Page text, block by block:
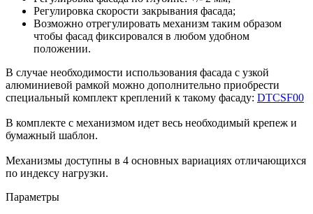
Регулировка скорости закрывания фасада;
Возможно отрегулировать механизм таким образом
чтобы фасад фиксировался в любом удобном
положении.
В случае необходимости использования фасада с узкой
алюминиевой рамкой можно дополнительно приобрести
специальный комплект креплений к такому фасаду: DTCSF00
В комплекте с механизмом идет весь необходимый крепеж и
бумажный шаблон.
Механизмы доступны в 4 основных вариациях отличающихся
по индексу нагрузки.
Параметры